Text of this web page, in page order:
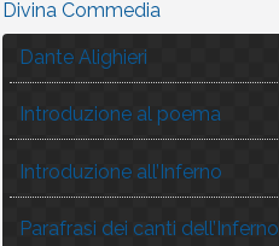
Divina Commedia
Dante Alighieri
Introduzione al poema
Introduzione all’Inferno
Parafrasi dei canti dell’Inferno